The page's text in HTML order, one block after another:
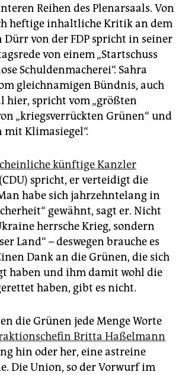
Reihen des Plenarsaals. Von
heftige inhaltliche Kritik an dem
Dürr von der FDP spricht in seiner
von einem „Startschuss
Schuldenmacherei“. Sahra
gleichnamigen Bündnis, auch
hier, spricht vom „größten
„kriegsverrückten Grünen“ und
mit Klimasiegel“.
künftige Kanzler
(CDU) spricht, er verteidigt die
habe sich jahrzehntelang in
gewähnt, sagt er. Nicht
herrsche Krieg, sondern
Land“ – deswegen brauche es
Dank an die Grünen, die sich
haben und ihm damit wohl die
haben, gibt es nicht.
die Grünen jede Menge Worte
Britta Haßelmann
hin oder her, eine astreine
Die Union, so der Vorwurf im